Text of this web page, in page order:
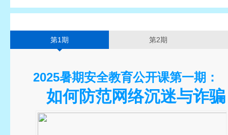
第1期 第2期
2025暑期安全教育公开课第一期：
如何防范网络沉迷与诈骗